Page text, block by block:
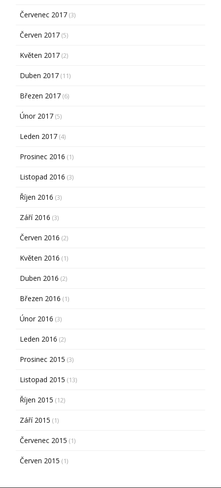
Červenec 2017 (3)
Červen 2017 (5)
Květen 2017 (2)
Duben 2017 (11)
Březen 2017 (6)
Únor 2017 (5)
Leden 2017 (4)
Prosinec 2016 (1)
Listopad 2016 (3)
Říjen 2016 (3)
Září 2016 (3)
Červen 2016 (2)
Květen 2016 (1)
Duben 2016 (2)
Březen 2016 (1)
Únor 2016 (3)
Leden 2016 (2)
Prosinec 2015 (3)
Listopad 2015 (13)
Říjen 2015 (12)
Září 2015 (1)
Červenec 2015 (1)
Červen 2015 (1)